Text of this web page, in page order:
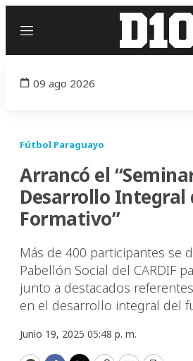
Menú
09 ago 2026
Fútbol Paraguayo
Arrancó el
Desarrollo Integral
Formativo”
Más de 400 participantes se
Pabellón Social del CARDIF
junto a destacados
en el desarrollo integral del
Junio 19, 2025 05:48 p. m.